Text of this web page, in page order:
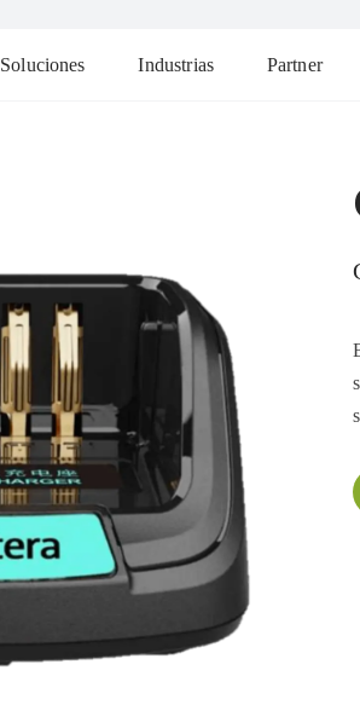
Soluciones Industrias Partner